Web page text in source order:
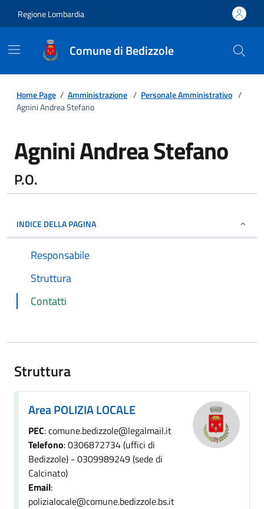
Regione Lombardia
Comune di Bedizzole
Home Page / Amministrazione / Personale Amministrativo /
Agnini Andrea Stefano
Agnini Andrea Stefano
P.O.
INDICE DELLA PAGINA
Responsabile
Struttura
Contatti
Struttura
Area POLIZIA LOCALE
PEC: comune.bedizzole@legalmail.it
Telefono: 0306872734 (uffici di
Bedizzole) - 0309989249 (sede di
Calcinato)
Email:
polizialocale@comune.bedizzole.bs.it